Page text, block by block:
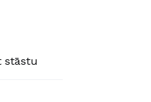
stāstu